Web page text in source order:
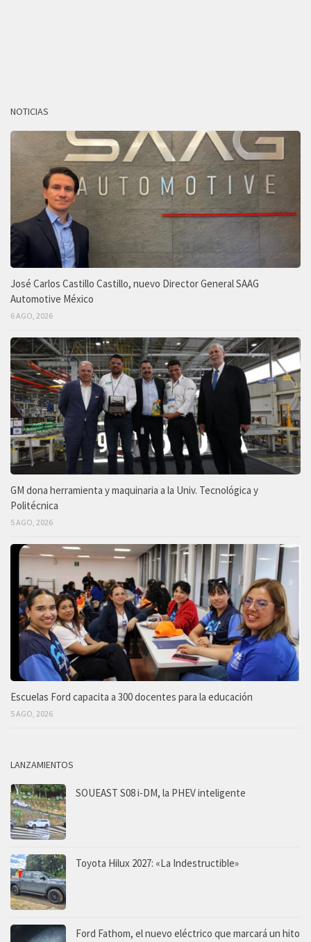
NOTICIAS
José Carlos Castillo Castillo, nuevo Director General SAAG
Automotive México
6 AGO, 2026
GM dona herramienta y maquinaria a la Univ. Tecnológica y
Politécnica
5 AGO, 2026
Escuelas Ford capacita a 300 docentes para la educación
5 AGO, 2026
LANZAMIENTOS
SOUEAST S08 i-DM, la PHEV inteligente
Toyota Hilux 2027: «La Indestructible»
Ford Fathom, el nuevo eléctrico que marcará un hito